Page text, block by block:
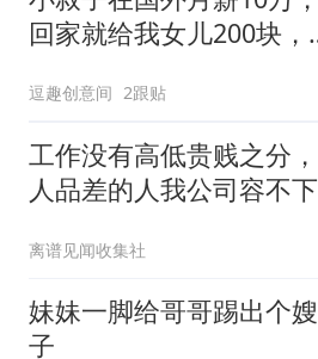
回家就给我女儿200块，
逗趣创意间 2跟贴
工作没有高低贵贱之分，
人品差的人我公司容不下
离谱见闻收集社
妹妹一脚给哥哥踢出个嫂
子